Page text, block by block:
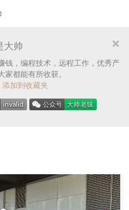
大帅
钱，编程技术，远程工作，优秀产
都能有所收获。
添加到收藏夹